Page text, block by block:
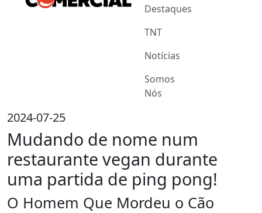
Destaques
TNT
Notícias
Somos
Nós
2024-07-25
Mudando de nome num
restaurante vegan durante
uma partida de ping pong!
O Homem Que Mordeu o Cão